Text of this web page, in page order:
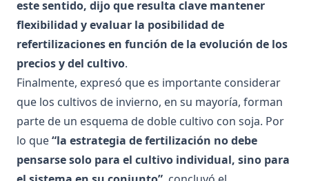
este sentido, dijo que resulta clave mantener
flexibilidad y evaluar la posibilidad de
refertilizaciones en función de la evolución de los
precios y del cultivo.
Finalmente, expresó que es importante considerar
que los cultivos de invierno, en su mayoría, forman
parte de un esquema de doble cultivo con soja. Por
lo que“la estrategia de fertilización no debe
pensarse solo para el cultivo individual, sino para